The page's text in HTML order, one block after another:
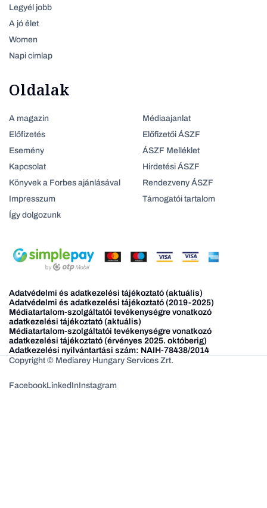
Legyél jobb
A jó élet
Women
Napi címlap
Oldalak
A magazin
Előfizetés
Esemény
Kapcsolat
Könyvek a Forbes ajánlásával
Impresszum
Így dolgozunk
Médiaajanlat
Előfizetői ÁSZF
ÁSZF Melléklet
Hirdetési ÁSZF
Rendezveny ÁSZF
Támogatói tartalom
Adatvédelmi és adatkezelési tájékoztató (aktuális)
Adatvédelmi és adatkezelési tájékoztató (2019-2025)
Médiatartalom-szolgáltatói tevékenységre vonatkozó
adatkezelési tájékoztató (aktuális)
Médiatartalom-szolgáltatói tevékenységre vonatkozó
adatkezelési tájékoztató (érvényes 2025. októberig)
Adatkezelési nyilvántartási szám: NAIH-78438/2014
Copyright © Mediarey Hungary Services Zrt.
FacebookLinkedInInstagram